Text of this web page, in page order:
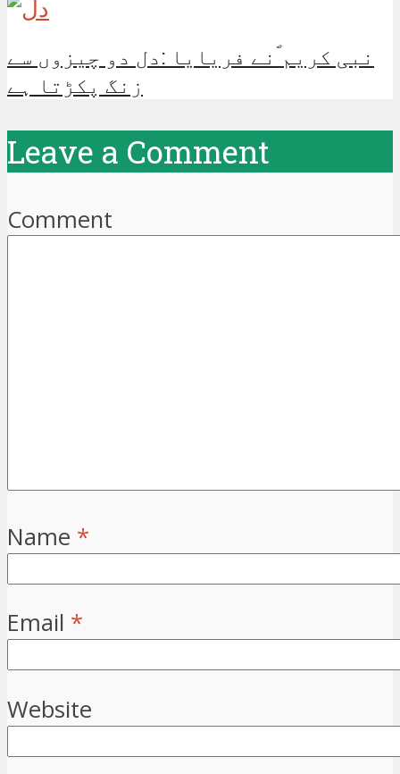
نبی کریم ؐنے فریایا :دل دو چیزوں سے
زنگ پکڑتا ہے
Leave a Comment
Comment
Name *
Email *
Website